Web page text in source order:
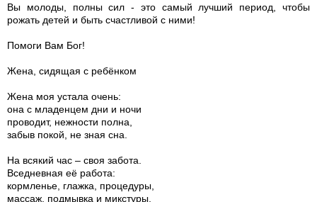
Вы молоды, полны сил - это самый лучший период, чтобы
рожать детей и быть счастливой с ними!
Помоги Вам Бог!
Жена, сидящая с ребёнком
Жена моя устала очень:
она с младенцем дни и ночи
проводит, нежности полна,
забыв покой, не зная сна.
На всякий час – своя забота.
Вседневная её работа:
кормленье, глажка, процедуры,
массаж, подмывка и микстуры.